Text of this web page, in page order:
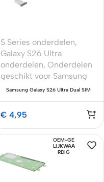
S Series onderdelen,
Galaxy S26 Ultra
onderdelen, Onderdelen
geschikt voor Samsung
Samsung Galaxy S26 Ultra Dual SIM
€ 4,95
OEM-GE
LIJKWAA
RDIG